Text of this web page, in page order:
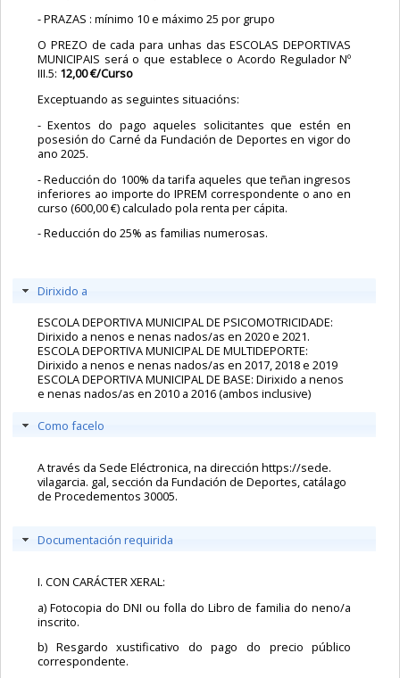
- PRAZAS : mínimo 10 e máximo 25 por grupo
O PREZO de cada para unhas das ESCOLAS DEPORTIVAS
MUNICIPAIS será o que establece o Acordo Regulador Nº
III.5: 12,00 €/Curso
Exceptuando as seguintes situacións:
- Exentos do pago aqueles solicitantes que estén en
posesión do Carné da Fundación de Deportes en vigor do
ano 2025.
- Reducción do 100% da tarifa aqueles que teñan ingresos
inferiores ao importe do IPREM correspondente o ano en
curso (600,00 €) calculado pola renta per cápita.
- Reducción do 25% as familias numerosas.
Dirixido a
ESCOLA DEPORTIVA MUNICIPAL DE PSICOMOTRICIDADE:
Dirixido a nenos e nenas nados/as en 2020 e 2021.
ESCOLA DEPORTIVA MUNICIPAL DE MULTIDEPORTE:
Dirixido a nenos e nenas nados/as en 2017, 2018 e 2019
ESCOLA DEPORTIVA MUNICIPAL DE BASE: Dirixido a nenos
e nenas nados/as en 2010 a 2016 (ambos inclusive)
Como facelo
A través da Sede Eléctronica, na dirección https://sede.
vilagarcia. gal, sección da Fundación de Deportes,catálago
de Procedementos 30005.
Documentación requirida
I. CON CARÁCTER XERAL:
a) Fotocopia do DNI ou folla do Libro de familia do neno/a
inscrito.
b) Resgardo xustificativo do pago do precio público
correspondente.